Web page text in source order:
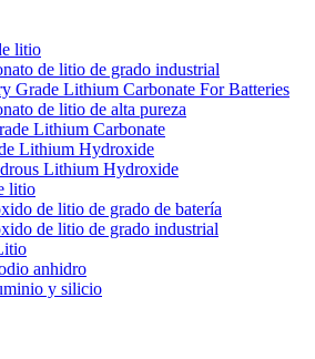
litio
de litio de grado industrial
Grade Lithium Carbonate For Batteries
de litio de alta pureza
Lithium Carbonate
Lithium Hydroxide
Lithium Hydroxide
litio
de litio de grado de batería
de litio de grado industrial
anhidro
y silicio